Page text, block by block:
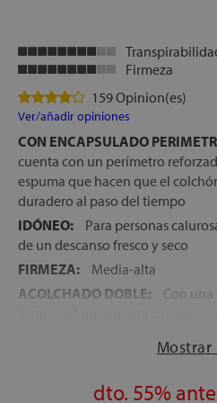
Firmeza
159 Opinion(es)
Ver/añadir opiniones
CON ENCAPSULADO
cuenta con un perímetro
espuma que hacen que el
duradero al paso del tiempo
IDÓNEO:
Para personas
de un descanso fresco y seco
FIRMEZA:
Media-alta
ACOLCHADO DOBLE:
Con una
distribuye la presión de manera
de 12,5 cm que dotan al colchón
Mostrar
dto. 55%